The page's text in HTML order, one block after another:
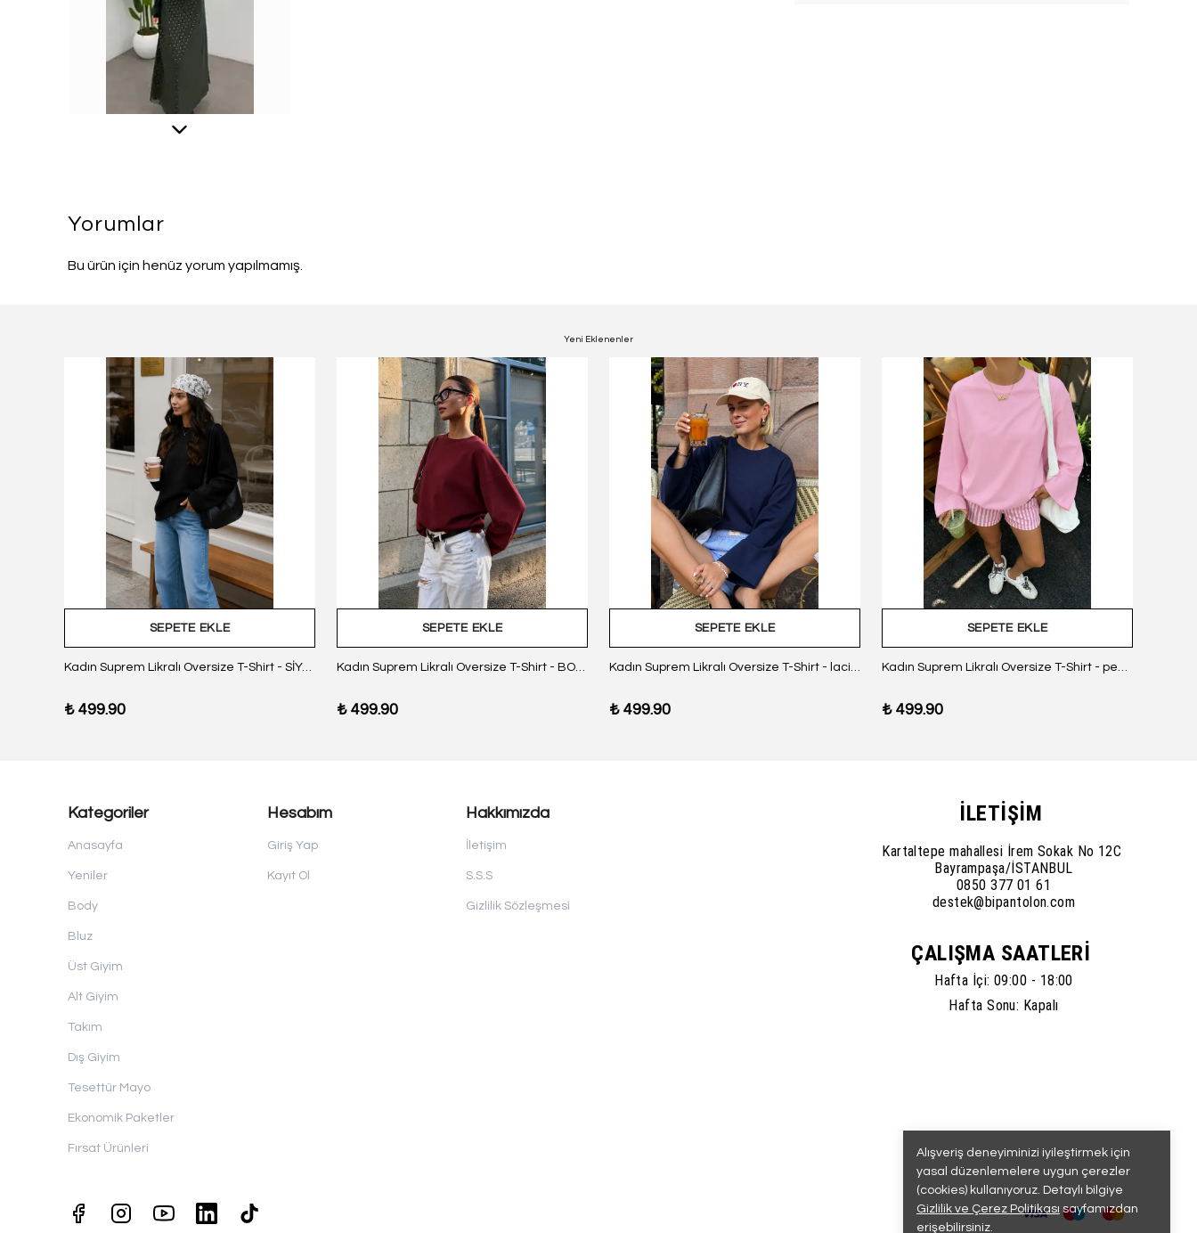
Alışveriş deneyiminizi iyileştirmek için
yasal düzenlemelere uygun çerezler
(cookies) kullanıyoruz. Detaylı bilgiye
Gizlilik ve Çerez Politikası sayfamızdan
erişebilirsiniz.
Yorumlar
Bu ürün için henüz yorum yapılmamış.
Yeni Eklenenler
SEPETE EKLE
Kadın Suprem Likralı Oversize T-Shirt - SİYAH
₺ 499.90
SEPETE EKLE
Kadın Suprem Likralı Oversize T-Shirt - BORDO
₺ 499.90
SEPETE EKLE
Kadın Suprem Likralı Oversize T-Shirt - lacivert
₺ 499.90
SEPETE EKLE
Kadın Suprem Likralı Oversize T-Shirt - pembe
₺ 499.90
Kategoriler
Anasayfa
Yeniler
Body
Bluz
Üst Giyim
Alt Giyim
Takım
Dış Giyim
Tesettür Mayo
Ekonomik Paketler
Fırsat Ürünleri
Hesabım
Giriş Yap
Kayıt Ol
Hakkımızda
İletişim
S.S.S
Gizlilik Sözleşmesi
İLETİŞİM
Kartaltepe mahallesi İrem Sokak No 12C
Bayrampaşa/İSTANBUL
0850 377 01 61
destek@bipantolon.com
ÇALIŞMA SAATLERİ
Hafta İçi: 09:00 - 18:00
Hafta Sonu: Kapalı